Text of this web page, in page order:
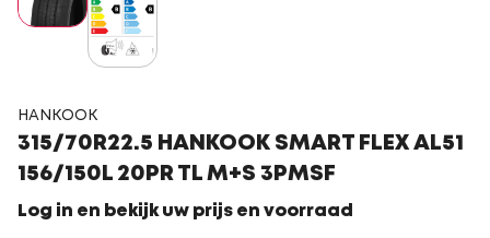
HANKOOK
315/70R22.5 HANKOOK SMART FLEX AL51
156/150L 20PR TL M+S 3PMSF
Log in en bekijk uw prijs en voorraad